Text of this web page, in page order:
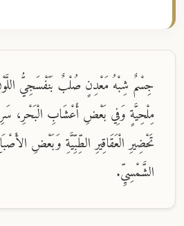
جِسْمٌ شِبْهُ مَعْدِنٍ صُلْبٌ بَنَفْسَجِيُّ
مِلْحِيَّةٍ وَفِي بَعْضِ أَعْشَابِ الْبَحْرِ،
تَحْضِيرِ الْعَقَاقِيرِ الطِّبِّيَّةِ وَبَعْضِ
الشَّمْسِيِّ.